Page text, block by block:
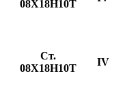
08Х18Н10Т
Ст.
08Х18Н10Т
IV